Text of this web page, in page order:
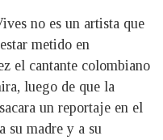
no es un artista que
metido en
el cantante colombiano
luego de que la
un reportaje en el
su madre y a su